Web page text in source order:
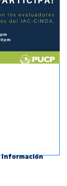
Información